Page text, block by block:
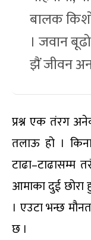
बालक
। जवान
झैं जीवन
प्रश्न एक तंरग
तलाऊ हो ।
आमाका दुई छोरा
। एउटा भन्छ
छ ।